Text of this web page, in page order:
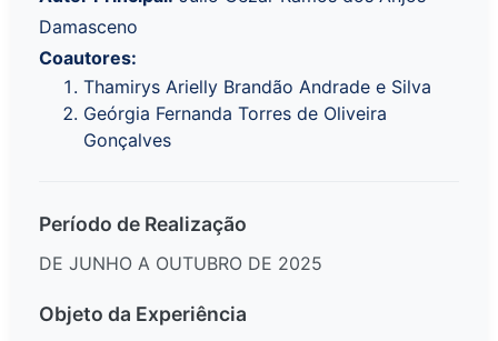
Damasceno
Coautores:
Thamirys Arielly Brandão Andrade e Silva
Geórgia Fernanda Torres de Oliveira
Gonçalves
Período de Realização
DE JUNHO A OUTUBRO DE 2025
Objeto da Experiência